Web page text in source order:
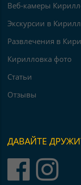
Веб-камеры
Экскурсии в
Развлечения в
Кирилловка фото
Статьи
Отзывы
ДАВАЙТЕ